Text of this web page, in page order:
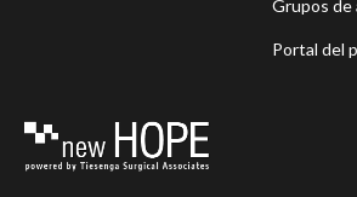
Grupos de
Portal del